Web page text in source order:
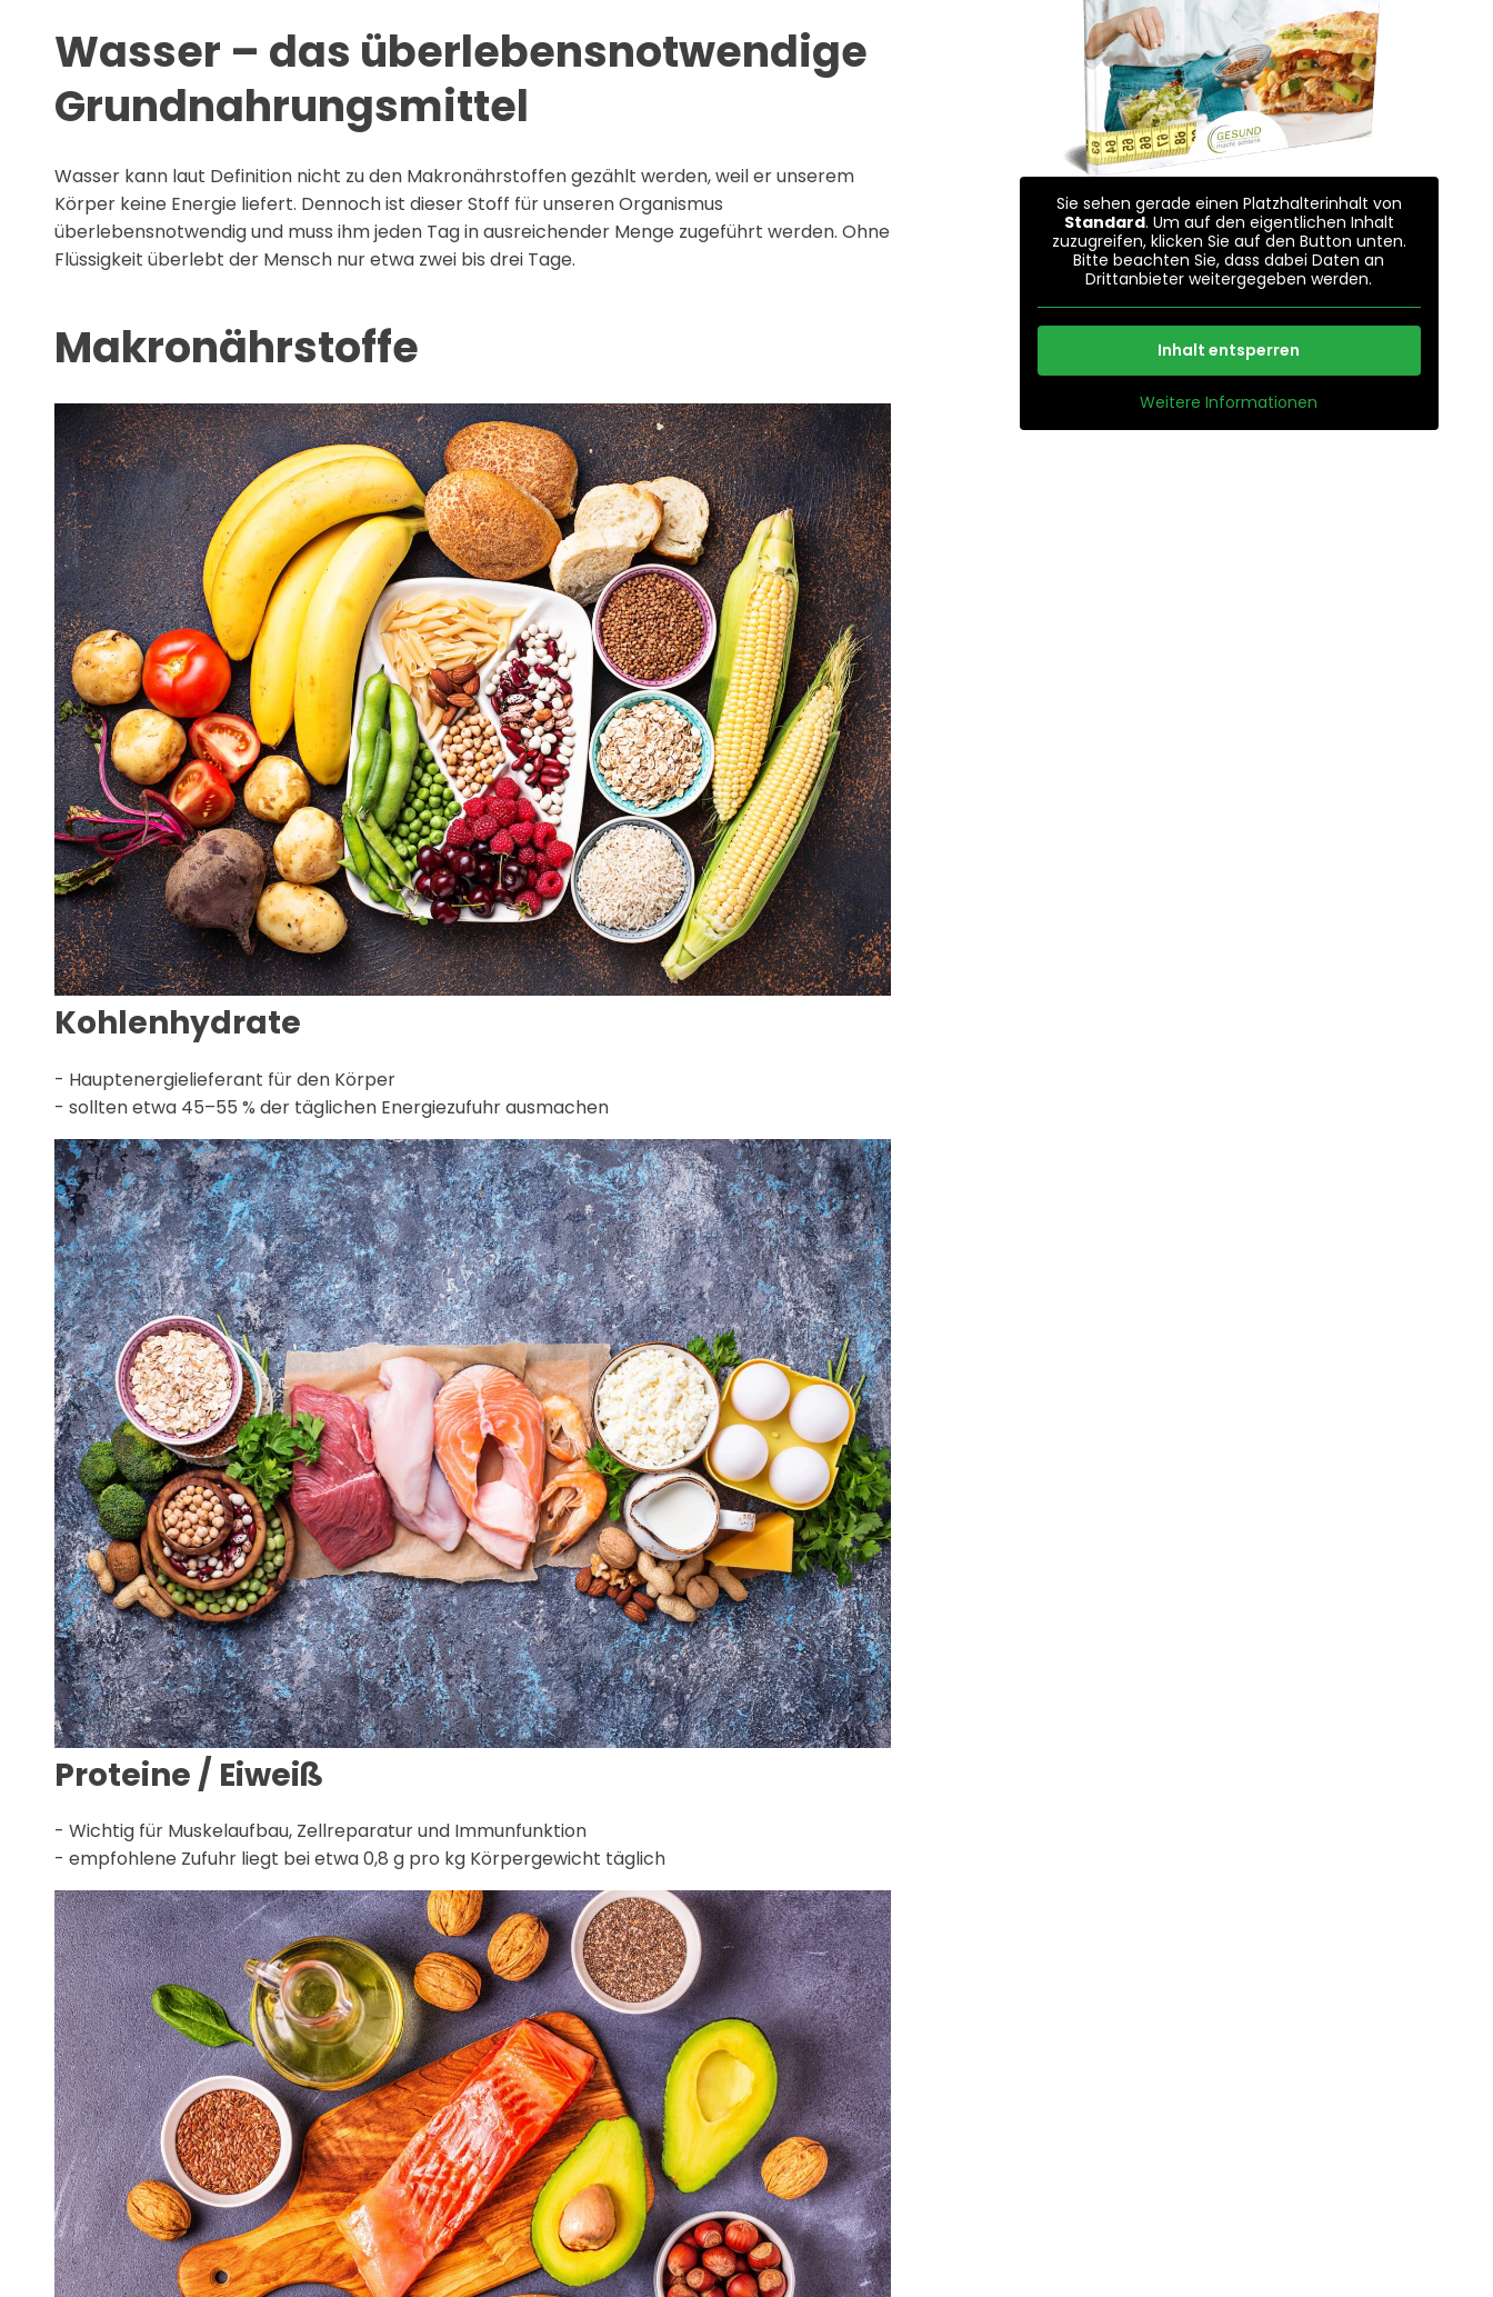
Wasser – das überlebensnotwendige
Grundnahrungsmittel
Wasser kann laut Definition nicht zu den Makronährstoffen gezählt werden, weil er unserem
Körper keine Energie liefert. Dennoch ist dieser Stoff für unseren Organismus
überlebensnotwendig und muss ihm jeden Tag in ausreichender Menge zugeführt werden. Ohne
Flüssigkeit überlebt der Mensch nur etwa zwei bis drei Tage.
Makronährstoffe
Kohlenhydrate
- Hauptenergielieferant für den Körper
- sollten etwa 45–55 % der täglichen Energiezufuhr ausmachen
Proteine / Eiweiß
- Wichtig für Muskelaufbau, Zellreparatur und Immunfunktion
- empfohlene Zufuhr liegt bei etwa 0,8 g pro kg Körpergewicht täglich
Sie sehen gerade einen Platzhalterinhalt von
Standard. Um auf den eigentlichen Inhalt
zuzugreifen, klicken Sie auf den Button unten.
Bitte beachten Sie, dass dabei Daten an
Drittanbieter weitergegeben werden.
Inhalt entsperren
Weitere Informationen